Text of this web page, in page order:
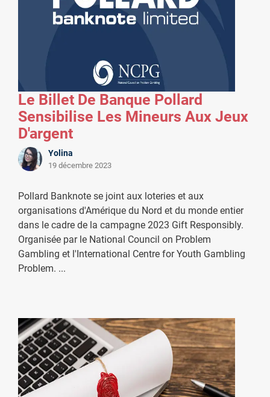
Le Billet De Banque Pollard
Sensibilise Les Mineurs Aux Jeux
D'argent
Yolina
19 décembre 2023
Pollard Banknote se joint aux loteries et aux
organisations d'Amérique du Nord et du monde entier
dans le cadre de la campagne 2023 Gift Responsibly.
Organisée par le National Council on Problem
Gambling et l'International Centre for Youth Gambling
Problem. ...